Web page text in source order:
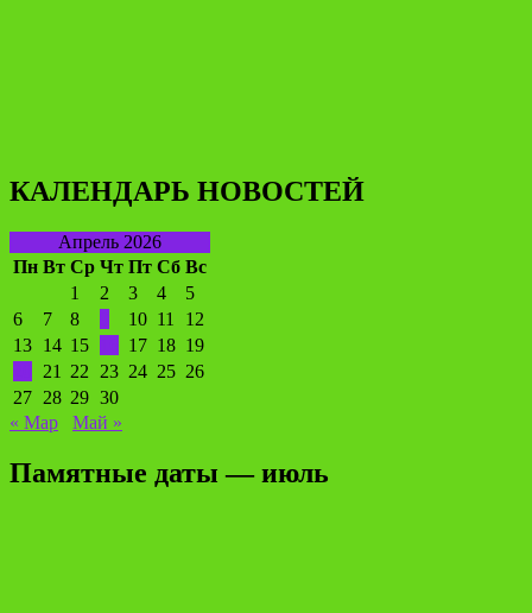
КАЛЕНДАРЬ НОВОСТЕЙ
Апрель 2026
Пн Вт Ср Чт Пт Сб Вс
1
2 3 4
5
6
7 8 10 11
12
13 14 15 17 18 19
21 22 23 24 25 26
27 28 29 30
« Мар
Май »
Памятные даты — июль